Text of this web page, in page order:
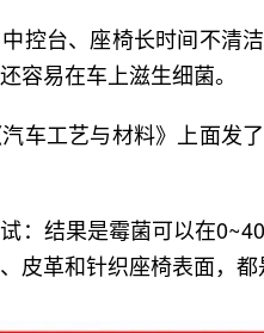
控台、座椅长时间不清
容易在车上滋生细菌。
车工艺与材料》上面发
：结果是霉菌可以在
皮革和针织座椅表面，都